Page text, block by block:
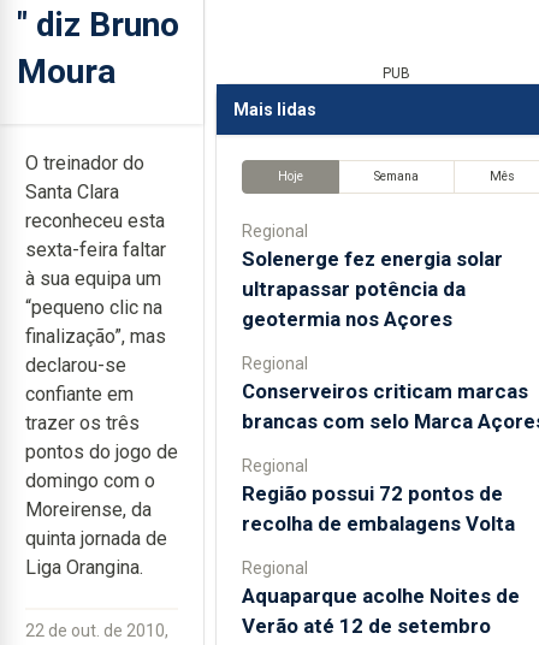
" diz Bruno
Moura
O treinador do
Santa Clara
reconheceu esta
sexta-feira faltar
à sua equipa um
“pequeno clic na
finalização”, mas
declarou-se
confiante em
trazer os três
pontos do jogo de
domingo com o
Moreirense, da
quinta jornada de
Liga Orangina.
22 de out. de 2010,
PUB
Mais lidas
Hoje Semana Mês
Regional
Solenerge fez energia solar
ultrapassar potência da
geotermia nos Açores
Regional
Conserveiros criticam marcas
brancas com selo Marca
Regional
Região possui 72 pontos de
recolha de embalagens Volta
Regional
Aquaparque acolhe Noites de
Verão até 12 de setembro